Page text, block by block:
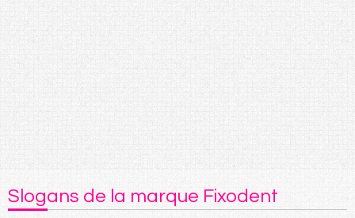
Slogans de la marque Fixodent